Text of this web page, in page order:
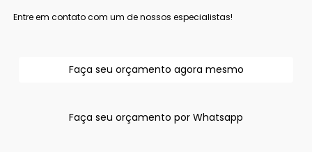
Entre em contato com um de nossos especialistas!
Faça seu orçamento agora mesmo
Faça seu orçamento por Whatsapp